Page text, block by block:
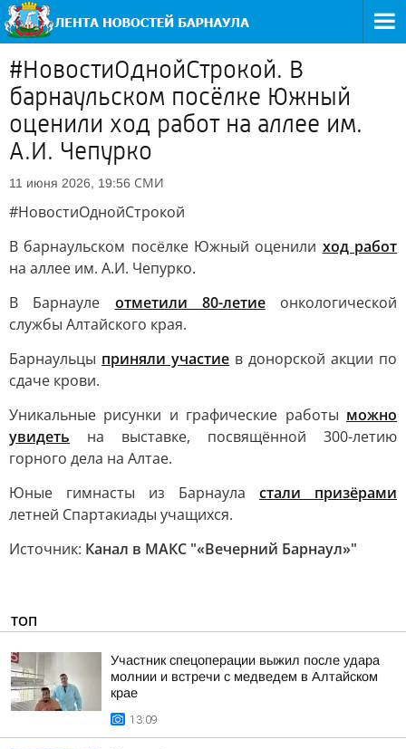
#НовостиОднойСтрокой. В
барнаульском посёлке Южный
оценили ход работ на аллее им.
А.И. Чепурко
11 июня 2026, 19:56 СМИ
#НовостиОднойСтрокой
В барнаульском посёлке Южный оценили ход работ
на аллее им. А.И. Чепурко.
В Барнауле отметили 80-летиеонкологической
службы Алтайского края.
Барнаульцы приняли участие в донорской акции по
сдаче крови.
Уникальные рисунки и графические работы можно
увидеть на выставке, посвящённой 300-летию
горного дела на Алтае.
Юные гимнасты из Барнаула стали призёрами
летней Спартакиады учащихся.
Источник: Канал в МАКС "«Вечерний Барнаул»"
ТОП
Участник спецоперации выжил после удара
молнии и встречи с медведем в Алтайском
крае
13:09